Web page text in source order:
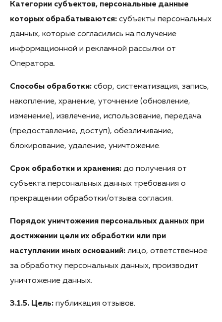
Категории субъектов, персональные данные
которых обрабатываются: субъекты персональных
данных, которые согласились на получение
информационной и рекламной рассылки от
Оператора.
Способы обработки: сбор, систематизация, запись,
накопление, хранение, уточнение (обновление,
изменение), извлечение, использование, передача
(предоставление, доступ), обезличивание,
блокирование, удаление, уничтожение.
Срок обработки и хранения: до получения от
субъекта персональных данных требования о
прекращении обработки/отзыва согласия.
Порядок уничтожения персональных данных при
достижении цели их обработки или при
наступлении иных оснований: лицо, ответственное
за обработку персональных данных, производит
уничтожение данных.
3.1.5. Цель: публикация отзывов.